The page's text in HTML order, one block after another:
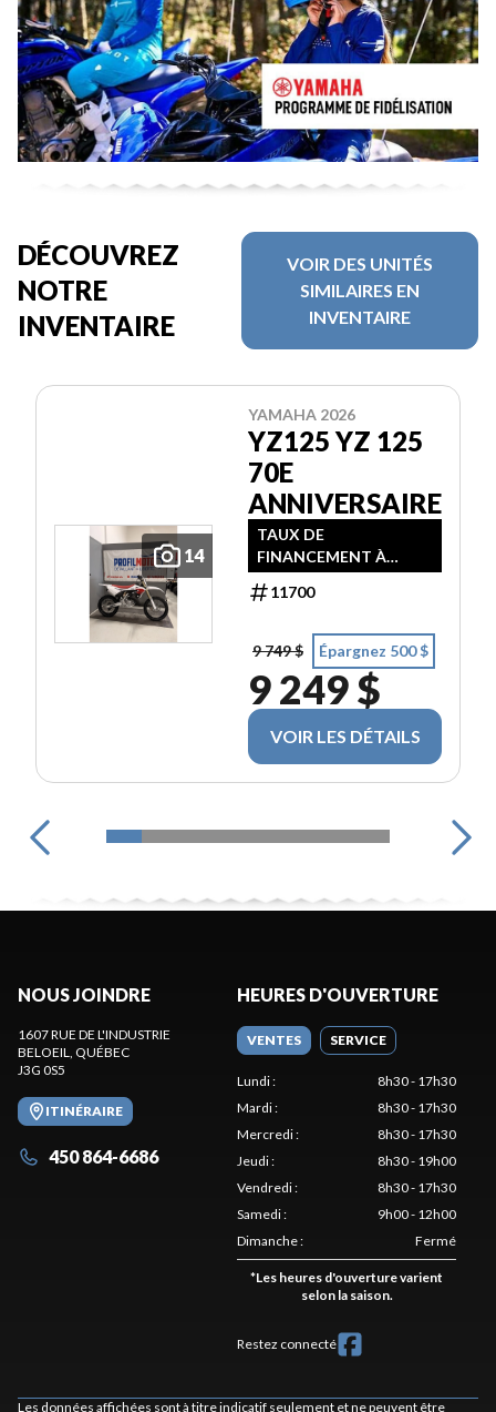
DÉCOUVREZ
NOTRE
INVENTAIRE
VOIR DES UNITÉS
SIMILAIRES EN
INVENTAIRE
14
YAMAHA 2026
YZ125 YZ 125
70E
ANNIVERSAIRE
TAUX DE
FINANCEMENT À
PARTIR DE 3,99% / 24
MOIS
11700
9 749 $ Épargnez 500 $
9 249 $
VOIR LES DÉTAILS
NOUS JOINDRE
1607 RUE DE L'INDUSTRIE
BELOEIL, QUÉBEC
J3G 0S5
ITINÉRAIRE
450 864-6686
HEURES D'OUVERTURE
VENTES SERVICE
Lundi:
8h30 - 17h30
Mardi:
8h30 - 17h30
Mercredi:
8h30 - 17h30
Jeudi:
8h30 - 19h00
Vendredi:
8h30 - 17h30
Samedi:
9h00 - 12h00
Dimanche: Fermé
*Les heures d'ouverture varient
selon la saison.
Restez connecté
Les données affichées sont à titre indicatif seulement et ne peuvent être